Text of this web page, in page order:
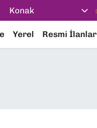
Konak
Yerel Resmi İlanlar